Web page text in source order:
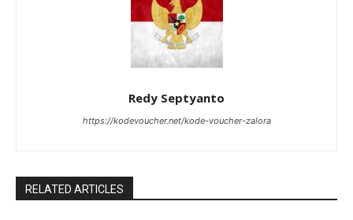
Redy Septyanto
https://kodevoucher.net/kode-voucher-zalora
RELATED ARTICLES